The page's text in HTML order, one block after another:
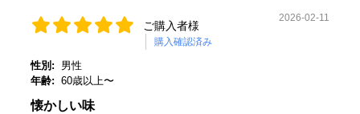
ご購入者様
購入確認済み
2026-02-11
性別:
男性
年齢: 60歳以上〜
懐かしい味